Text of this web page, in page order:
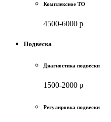
Комплексное ТО
4500-6000 р
Подвеска
Диагностика подвески
1500-2000 р
Регулировка подвески